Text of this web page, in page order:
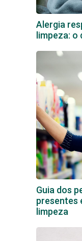
Alergia
limpeza:
Guia dos
presentes
limpeza